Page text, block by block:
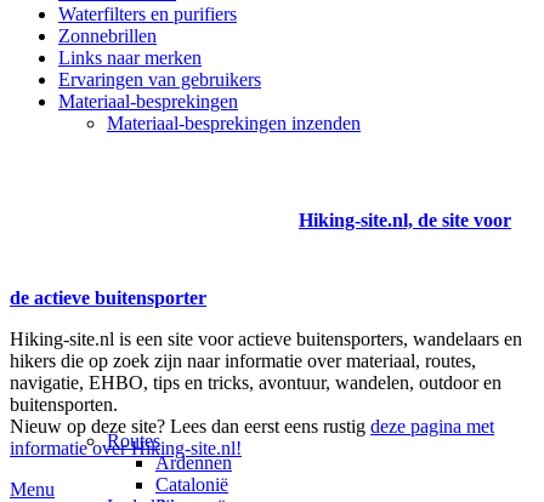
Waterfilters en purifiers
Zonnebrillen
Links naar merken
Ervaringen van gebruikers
Materiaal-besprekingen
Materiaal-besprekingen inzenden
Hiking-site.nl, de site voor
de actieve buitensporter
Hiking-site.nl is een site voor actieve buitensporters, wandelaars en
hikers die op zoek zijn naar informatie over materiaal, routes,
navigatie, EHBO, tips en tricks, avontuur, wandelen, outdoor en
buitensporten.
Nieuw op deze site? Lees dan eerst eens rustig deze pagina met
informatie over Hiking-site.nl!
Menu
Routes
Ardennen
Catalonië